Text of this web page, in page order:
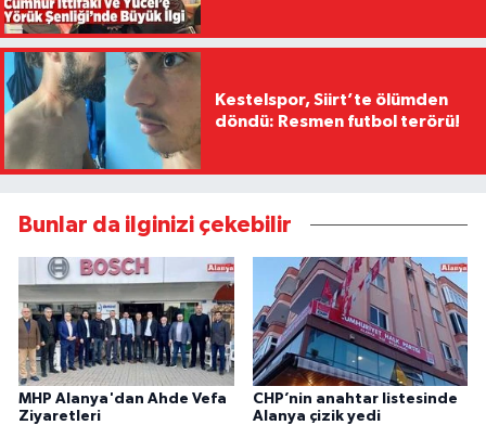
Kestelspor, Siirt’te ölümden
döndü: Resmen futbol terörü!
Bunlar da ilginizi çekebilir
MHP Alanya'dan Ahde Vefa
Ziyaretleri
CHP’nin anahtar listesinde
Alanya çizik yedi